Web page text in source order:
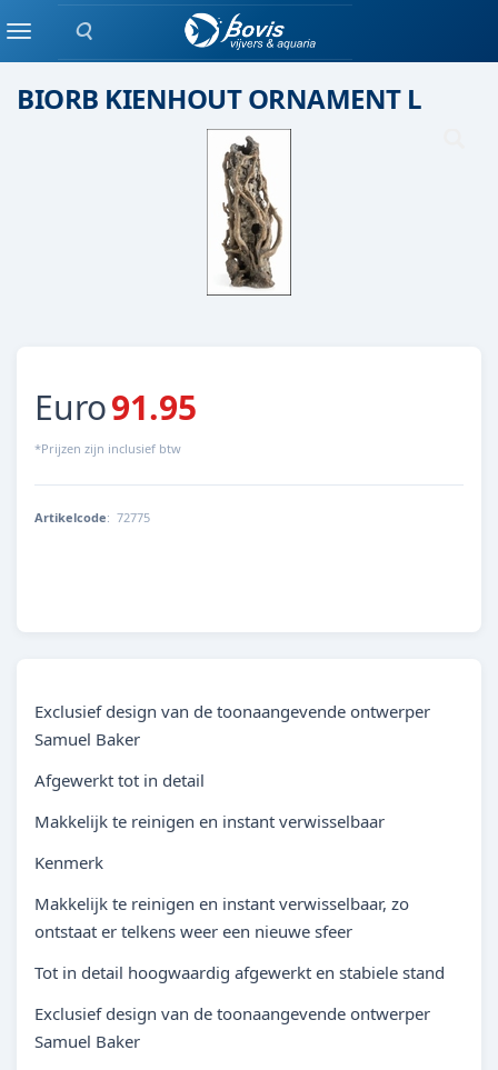
Zoeken
MenuKeramiek/ kunststof
BIORB KIENHOUT ORNAMENT L
Euro91.95
*Prijzen zijn inclusief btw
Artikelcode: 72775
Exclusief design van de toonaangevende ontwerper
Samuel Baker
Afgewerkt tot in detail
Makkelijk te reinigen en instant verwisselbaar
Kenmerk
Makkelijk te reinigen en instant verwisselbaar, zo
ontstaat er telkens weer een nieuwe sfeer
Tot in detail hoogwaardig afgewerkt en stabiele stand
Exclusief design van de toonaangevende ontwerper
Samuel Baker